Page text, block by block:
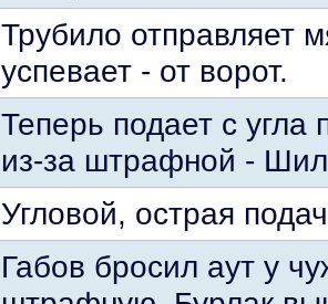
Трубило отправляет
успевает - от ворот.
Теперь подает с
из-за штрафной -
Угловой, острая
Габов бросил аут у